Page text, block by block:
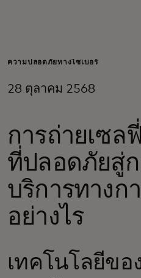
สำหรับธุรกิจ
เพื่อโลก
สำหรับผู้สร้างนวัต
ข่าวสารและแนวโ
ความปลอดภัยทางไซเบอร์
28 ตุลาคม 2568
การถ่ายเซล
ที่ปลอดภัยสู่ก
บริการทางก
อย่างไร
เทคโนโลยีขอ